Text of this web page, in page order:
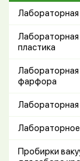
Лабораторная
Лабораторная
пластика
Лабораторная
фарфора
Пробирки